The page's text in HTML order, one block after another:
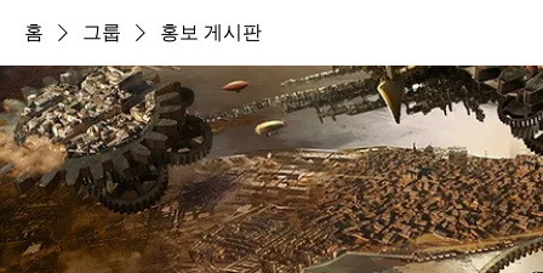
홈 그룹 홍보 게시판